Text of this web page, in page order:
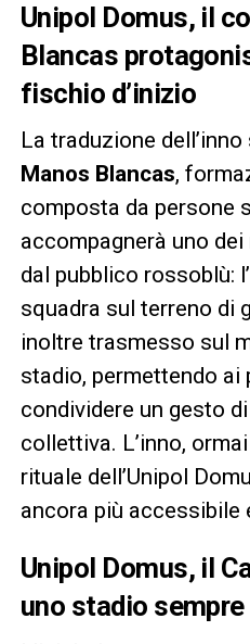
Unipol Domus, il
Blancas
fischio d’inizio
La traduzione
Manos Blancas,
composta da persone
accompagnerà uno
dal pubblico rossoblù:
squadra sul terreno di
inoltre trasmesso sul
stadio, permettendo ai
condividere un gesto
collettiva. L’inno,
rituale dell’Unipol
ancora più accessibile
Unipol Domus, il
uno stadio